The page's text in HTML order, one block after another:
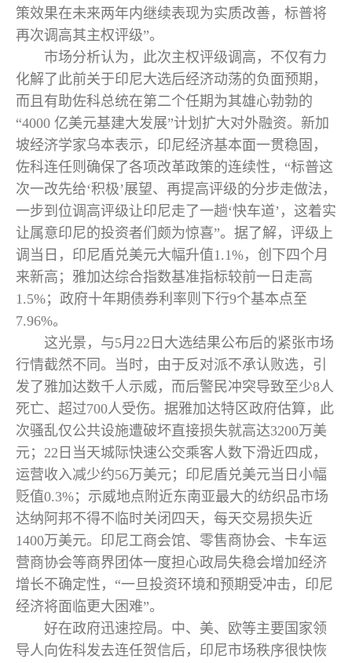
策效果在未来两年内继续表现为实质改善，标普将
再次调高其主权评级”。
市场分析认为，此次主权评级调高，不仅有力
化解了此前关于印尼大选后经济动荡的负面预期，
而且有助佐科总统在第二个任期为其雄心勃勃的
“4000 亿美元基建大发展”计划扩大对外融资。新加
坡经济学家乌本表示，印尼经济基本面一贯稳固，
佐科连任则确保了各项改革政策的连续性，“标普这
次一改先给‘积极’展望、再提高评级的分步走做法，
一步到位调高评级让印尼走了一趟‘快车道’，这着实
让属意印尼的投资者们颇为惊喜”。据了解，评级上
调当日，印尼盾兑美元大幅升值1.1%，创下四个月
来新高；雅加达综合指数基准指标较前一日走高
1.5%；政府十年期债券利率则下行9个基本点至
7.96%。
这光景，与5月22日大选结果公布后的紧张市场
行情截然不同。当时，由于反对派不承认败选，引
发了雅加达数千人示威，而后警民冲突导致至少8人
死亡、超过700人受伤。据雅加达特区政府估算，此
次骚乱仅公共设施遭破坏直接损失就高达3200万美
元；22日当天城际快速公交乘客人数下滑近四成，
运营收入减少约56万美元；印尼盾兑美元当日小幅
贬值0.3%；示威地点附近东南亚最大的纺织品市场
达纳阿邦不得不临时关闭四天，每天交易损失近
1400万美元。印尼工商会馆、零售商协会、卡车运
营商协会等商界团体一度担心政局失稳会增加经济
增长不确定性，“一旦投资环境和预期受冲击，印尼
经济将面临更大困难”。
好在政府迅速控局。中、美、欧等主要国家领
导人向佐科发去连任贺信后，印尼市场秩序很快恢